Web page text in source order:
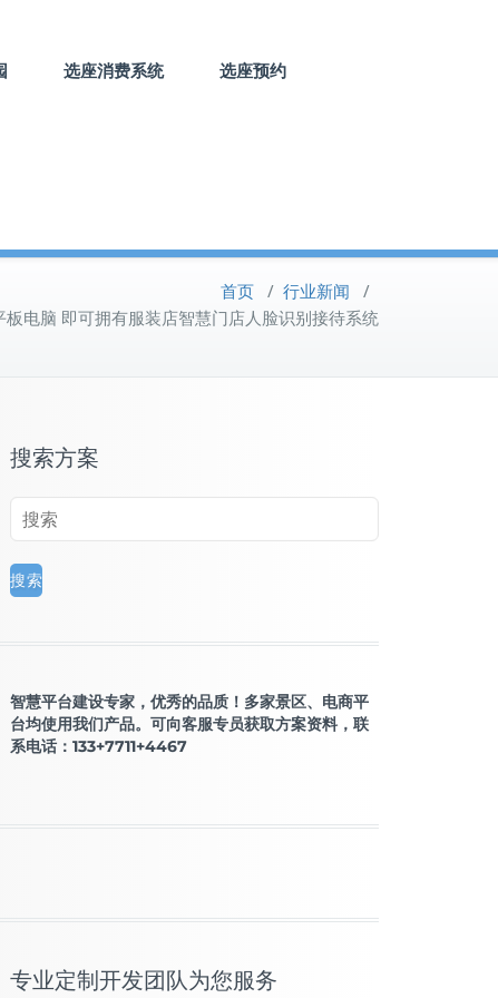
选座消费系统 选座预约
首页 / 行业新闻 /
板电脑 即可拥有服装店智慧门店人脸识别接待系统
搜索方案
智慧平台建设专家，优秀的品质！多家景区、电商平
台均使用我们产品。可向客服专员获取方案资料，联
系电话：133+7711+4467
专业定制开发团队为您服务